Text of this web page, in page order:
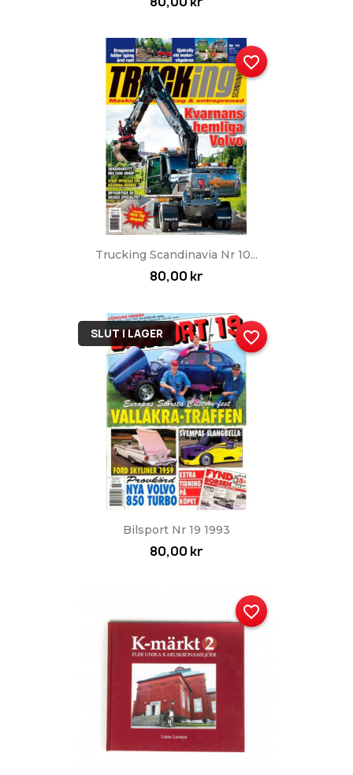
Trucking Scandinavia Nr 10...
80,00 kr
favorite_border
Bilsport Nr 19 1993
80,00 kr
SLUT I LAGER favorite_border
favorite_border